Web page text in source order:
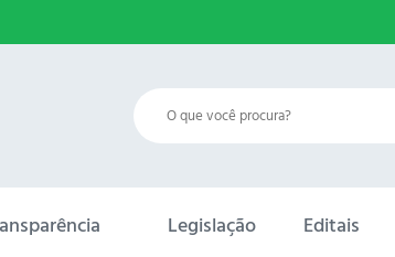
Legislação Editais